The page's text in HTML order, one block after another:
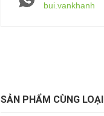
bui.vankhanh
SẢN PHẨM CÙNG LOẠI